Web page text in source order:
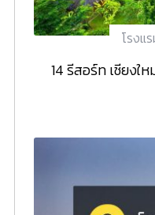
โรงแ
14 รีสอร์ท เชียงใ